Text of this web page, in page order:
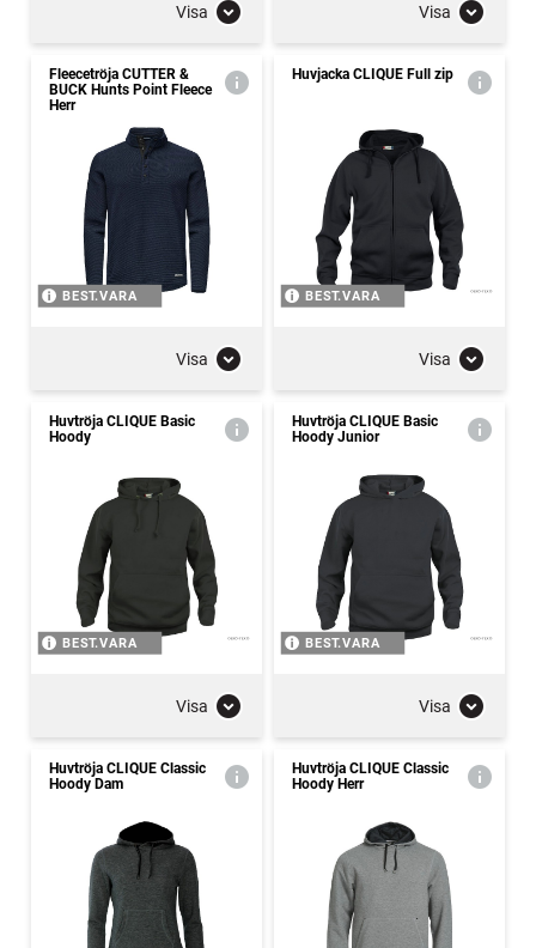
Visa Visa
Fleecetröja CUTTER &
BUCK Hunts Point Fleece
Herr
BEST.VARA
Visa
Huvjacka CLIQUE Full zip
BEST.VARA
Visa
Huvtröja CLIQUE Basic
Hoody
BEST.VARA
Visa
Huvtröja CLIQUE Basic
Hoody Junior
BEST.VARA
Visa
Huvtröja CLIQUE Classic
Hoody Dam
Huvtröja CLIQUE Classic
Hoody Herr